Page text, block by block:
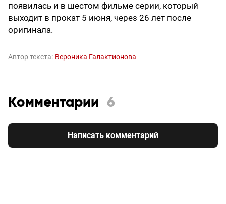
появилась и в шестом фильме серии, который
выходит в прокат 5 июня, через 26 лет после
оригинала.
Автор текста: Вероника Галактионова
Комментарии 6
Написать комментарий